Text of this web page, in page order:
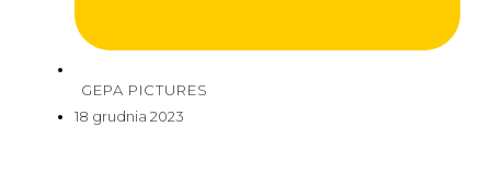
GEPA PICTURES
18 grudnia 2023